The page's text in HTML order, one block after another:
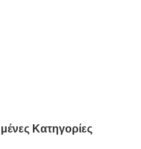
Κατηγορίες